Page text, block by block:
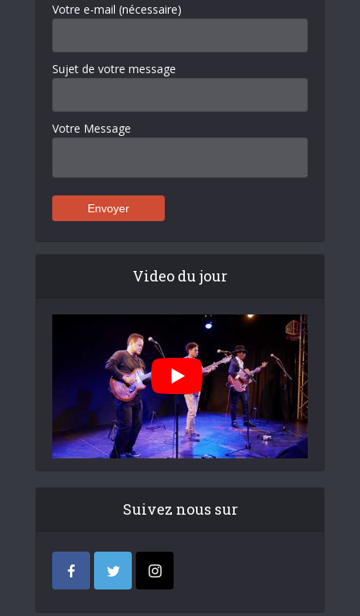
Votre e-mail (nécessaire)
Sujet de votre message
Votre Message
Video du jour
Suivez nous sur